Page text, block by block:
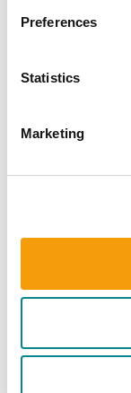
Preferences
Statistics
Marketing
Kohti kestävää
June 26, 2025
Tutkimus
Tutkimus